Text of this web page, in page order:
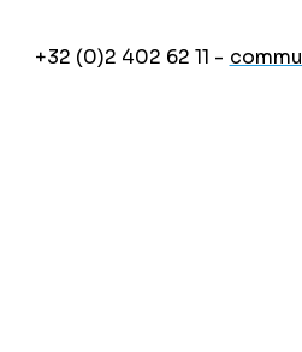
+32 (0)2 402 62 11 -